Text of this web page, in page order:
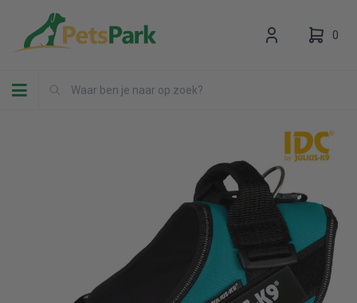
Toggle navigation
0
Uw winkelwagen is leeg.
Vul hem met producten.